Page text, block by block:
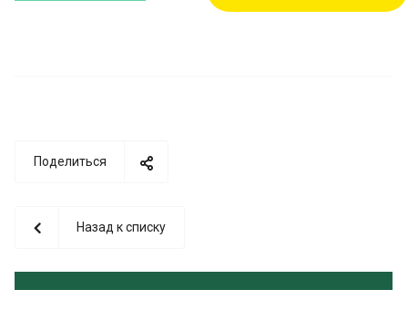
Поделиться
Назад к списку